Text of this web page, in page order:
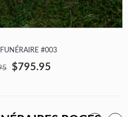
#003
$795.95